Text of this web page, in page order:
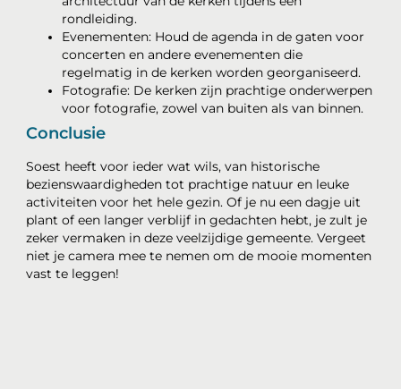
rondleiding.
Evenementen: Houd de agenda in de gaten voor
concerten en andere evenementen die
regelmatig in de kerken worden georganiseerd.
Fotografie: De kerken zijn prachtige onderwerpen
voor fotografie, zowel van buiten als van binnen.
Conclusie
Soest heeft voor ieder wat wils, van historische
bezienswaardigheden tot prachtige natuur en leuke
activiteiten voor het hele gezin. Of je nu een dagje uit
plant of een langer verblijf in gedachten hebt, je zult je
zeker vermaken in deze veelzijdige gemeente. Vergeet
niet je camera mee te nemen om de mooie momenten
vast te leggen!